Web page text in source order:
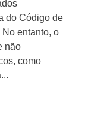
do Código de
entanto, o
não
como